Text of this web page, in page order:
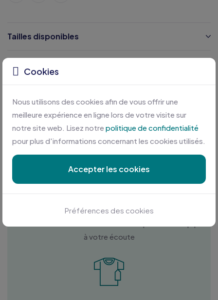
Tailles disponibles
à votre écoute
Cookies
Nous utilisons des cookies afin de vous offrir une
meilleure expérience en ligne lors de votre visite sur
notre site web. Lisez notre politique de confidentialité
pour plus d'informations concernant les cookies utilisés.
Accepter les cookies
Préférences des cookies